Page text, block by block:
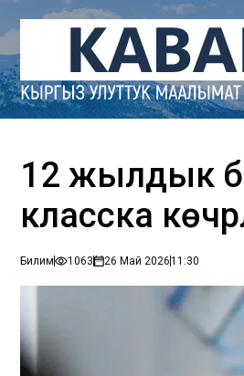
12 жылдык
класска
Билим 1063 26 Май 202611:30